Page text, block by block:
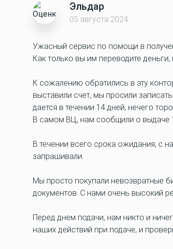
Эльдар
05 августа 2024
Ужасный сервис по помощи в
Как только вы им переводите
К сожалению обратились в эту
выставили счет, мы просили
дается в течении 14 дней, нечего
В самом ВЦ, нам сообщили о выдаче
В течении всего срока ожидания, с
запрашивали.
Мы просто покупали невозвратные
документов. С нами очень высокий
Перед днем подачи, нам никто и
наших действий при подаче, и